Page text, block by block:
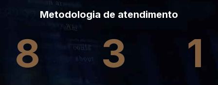
Metodologia de atendimento
8 3 1